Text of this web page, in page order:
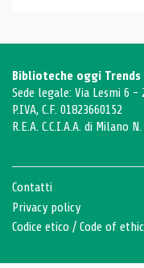
Biblioteche oggi Trends
Sede legale: Via Lesmi 6 -
P.IVA, C.F. 01823660152
R.E.A. C.C.I.A.A. di Milano
Contatti
Privacy policy
Codice etico / Code of